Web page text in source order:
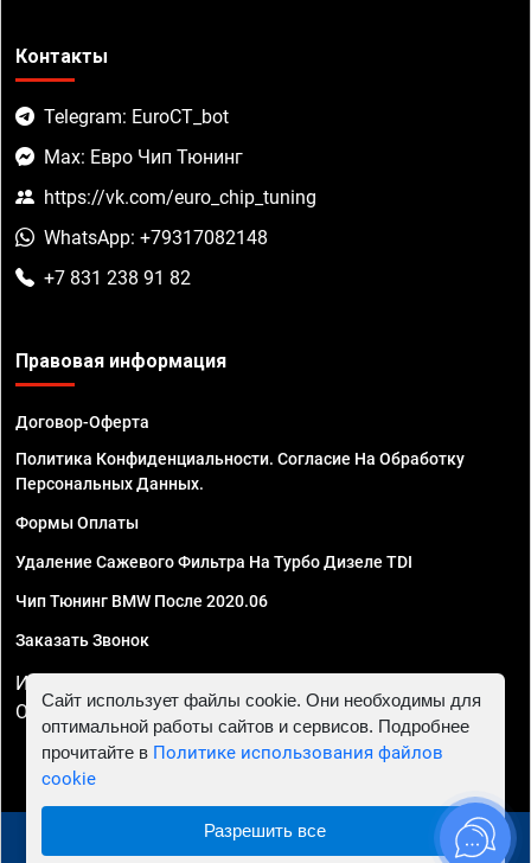
Контакты
Telegram: EuroCT_bot
Max: Евро Чип Тюнинг
https://vk.com/euro_chip_tuning
WhatsApp: +79317082148
+7 831 238 91 82
Правовая информация
Договор-Оферта
Политика Конфиденциальности. Согласие На Обработку
Персональных Данных.
Формы Оплаты
Удаление Сажевого Фильтра На Турбо Дизеле TDI
Чип Тюнинг BMW После 2020.06
Заказать Звонок
ИП Смирнов Георгий Павлович. ИНН 781302555843,
ОГРНИП 324470400032610
© 2010 - 2026 Чип тюнинг в Нижнем Новгороде -
Сайт использует файлы cookie. Они необходимы для
оптимальной работы сайтов и сервисов. Подробнее
прочитайте в Политике использования файлов
cookie
Разрешить все